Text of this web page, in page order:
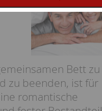
Bett zu
zu beenden, ist für
romantische